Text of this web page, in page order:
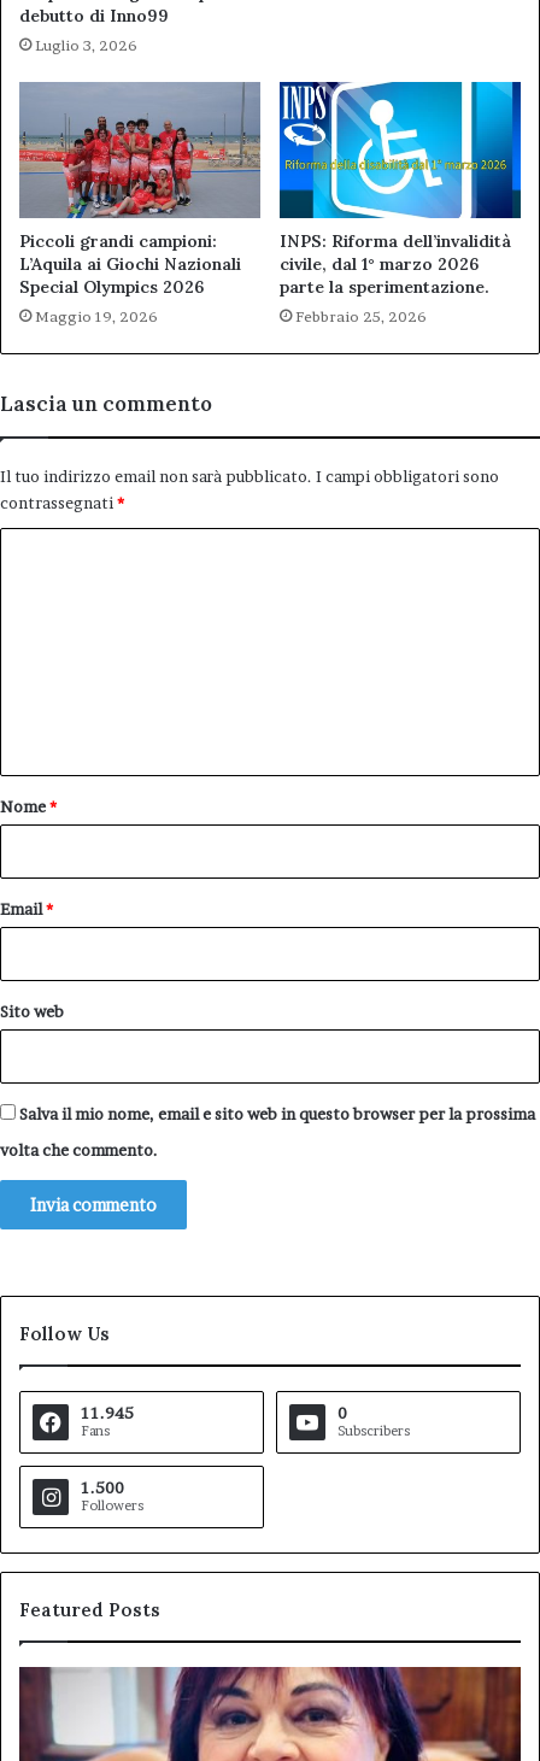
debutto di Inno99
Luglio 3, 2026
Piccoli grandi campioni:
L’Aquila ai Giochi Nazionali
Special Olympics 2026
Maggio 19, 2026
INPS: Riforma dell’invalidità
civile, dal 1° marzo 2026
parte la sperimentazione.
Febbraio 25, 2026
Lascia un commento
Il tuo indirizzo email non sarà pubblicato. I campi obbligatori sono
contrassegnati*
o
Nome*
Email*
Sito web
Salva il mio nome, email e sito web in questo browser per la prossima
volta che commento.
Follow Us
11.945
Fans
0
Subscribers
1.500
Followers
Featured Posts
Pezzopane
(PD):
“Comandante
della